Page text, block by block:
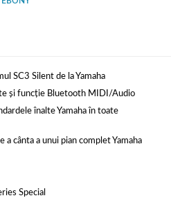
SC3 Silent de la Yamaha
și funcție Bluetooth MIDI/Audio
înalte Yamaha în toate
a cânta a unui pian complet Yamaha
Special